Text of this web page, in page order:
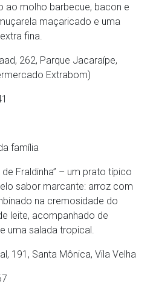
ao molho barbecue, bacon e
maçaricado e uma
fina.
262, Parque Jacaraípe,
Extrabom)
família
Fraldinha” – um prato típico
sabor marcante: arroz com
na cremosidade do
leite, acompanhado de
uma salada tropical.
191, Santa Mônica, Vila Velha